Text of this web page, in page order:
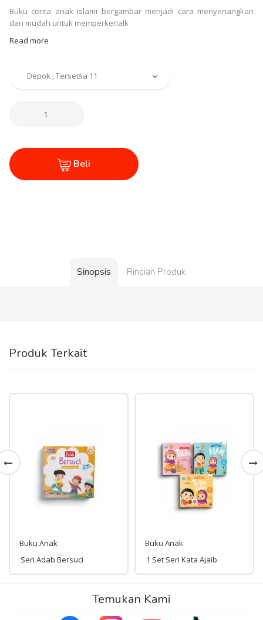
Buku cerita anak Islami bergambar menjadi cara menyenangkan
dan mudah untuk memperkenalk
Read more
Beli
Sinopsis Rincian Produk
Produk Terkait
Buku Anak
Seri Adab Bersuci
35,000
Buku Anak
1 Set Seri Kata Ajaib
Rp 135,000
Temukan Kami